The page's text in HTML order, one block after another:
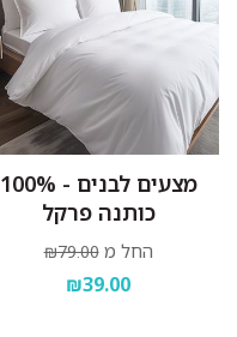
מצעים לבנים - 100%
כותנה פרקל
החל מ ₪79.00
₪39.00